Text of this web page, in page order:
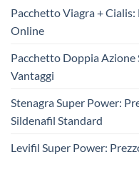
Pacchetto Viagra +
Online
Pacchetto Doppia Azione
Vantaggi
Stenagra Super Power:
Sildenafil Standard
Levifil Super Power: